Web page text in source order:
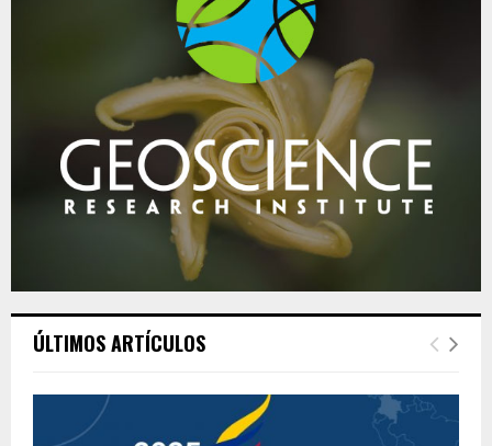
ÚLTIMOS ARTÍCULOS